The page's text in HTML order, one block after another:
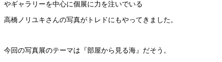
やギャラリーを中心に個展に力を注いでいる
高橋ノリユキさんの写真がトレドにもやってきました。
今回の写真展のテーマは『部屋から見る海』だそう。